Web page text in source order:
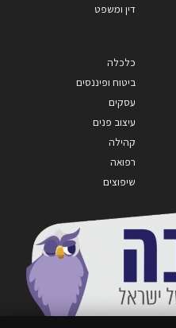
דין ומשפט
כלכלה
ביטוח ופיננסים
עסקים
עיצוב פנים
קהילה
רפואה
שיפוצים